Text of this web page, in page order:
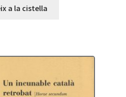
a la cistella